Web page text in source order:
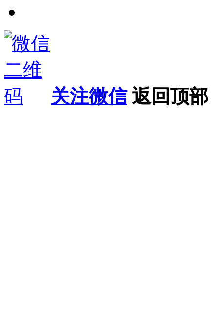
关注微信 返回顶部